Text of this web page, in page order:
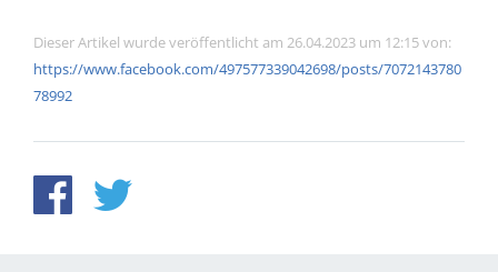
Dieser Artikel wurde veröffentlicht am 26.04.2023 um 12:15 von:
https://www.facebook.com/497577339042698/posts/7072143780
78992